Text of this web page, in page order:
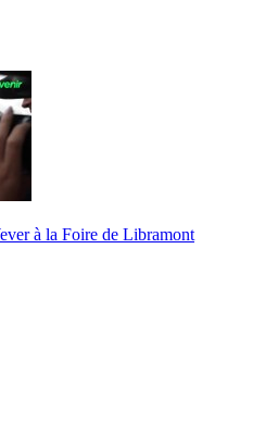
à la Foire de Libramont